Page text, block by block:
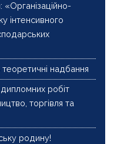
«Організаційно-
інтенсивного
надбання
робіт
торгівля та
родину!